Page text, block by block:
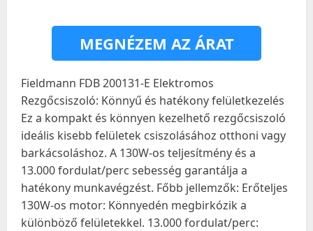
MEGNÉZEM AZ ÁRAT
Fieldmann FDB 200131-E Elektromos
Rezgőcsiszoló: Könnyű és hatékony felületkezelés
Ez a kompakt és könnyen kezelhető rezgőcsiszoló
ideális kisebb felületek csiszolásához otthoni vagy
barkácsoláshoz. A 130W-os teljesítmény és a
13.000 fordulat/perc sebesség garantálja a
hatékony munkavégzést. Főbb jellemzők: Erőteljes
130W-os motor: Könnyedén megbirkózik a
különböző felületekkel. 13.000 fordulat/perc: